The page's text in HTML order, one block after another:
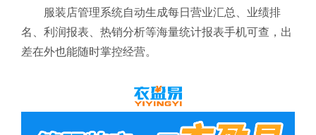
服装店管理系统自动生成每日营业汇总、业绩排
名、利润报表、热销分析等海量统计报表手机可查，出
差在外也能随时掌控经营。